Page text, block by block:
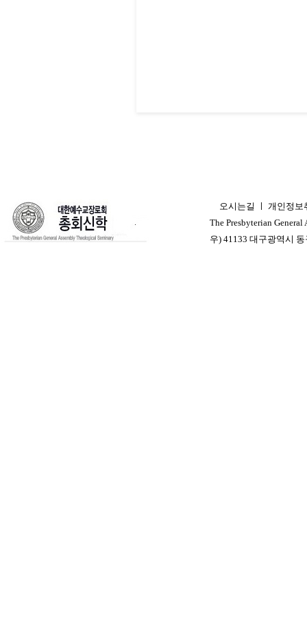
오시는길 ㅣ 개인정보
The Presbyterian
우) 41133 대구광역시